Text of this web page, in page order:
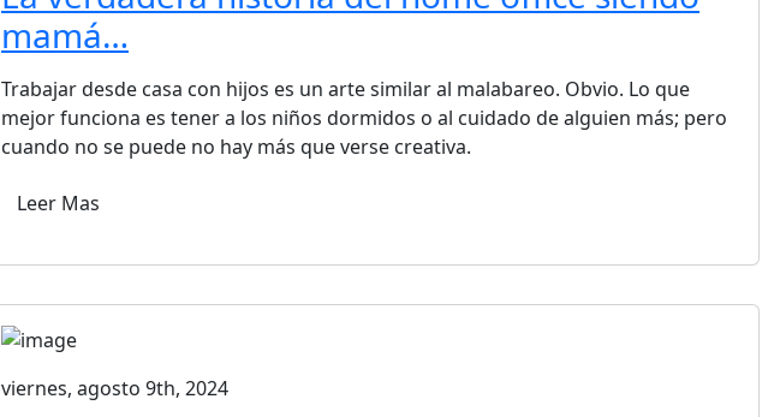
mamá…
Trabajar desde casa con hijos es un arte similar al malabareo. Obvio. Lo que
mejor funciona es tener a los niños dormidos o al cuidado de alguien más; pero
cuando no se puede no hay más que verse creativa.
Leer Mas
viernes, agosto 9th, 2024